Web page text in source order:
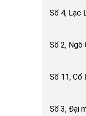
Số 4, Lạc
Số 2, Ngô
Số 11, Cổ
Số 3, Đại